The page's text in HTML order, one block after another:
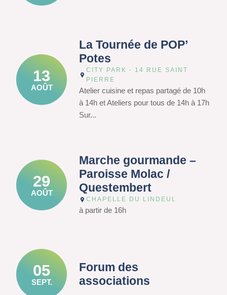
13
AOÛT
La Tournée de POP’
Potes
CITY PARK - 14 RUE SAINT
PIERRE
Atelier cuisine et repas partagé de 10h
à 14h et Ateliers pour tous de 14h à 17h
Sur...
29
AOÛT
Marche gourmande –
Paroisse Molac /
Questembert
CHAPELLE DU LINDEUL
à partir de 16h
05
SEPT.
Forum des
associations